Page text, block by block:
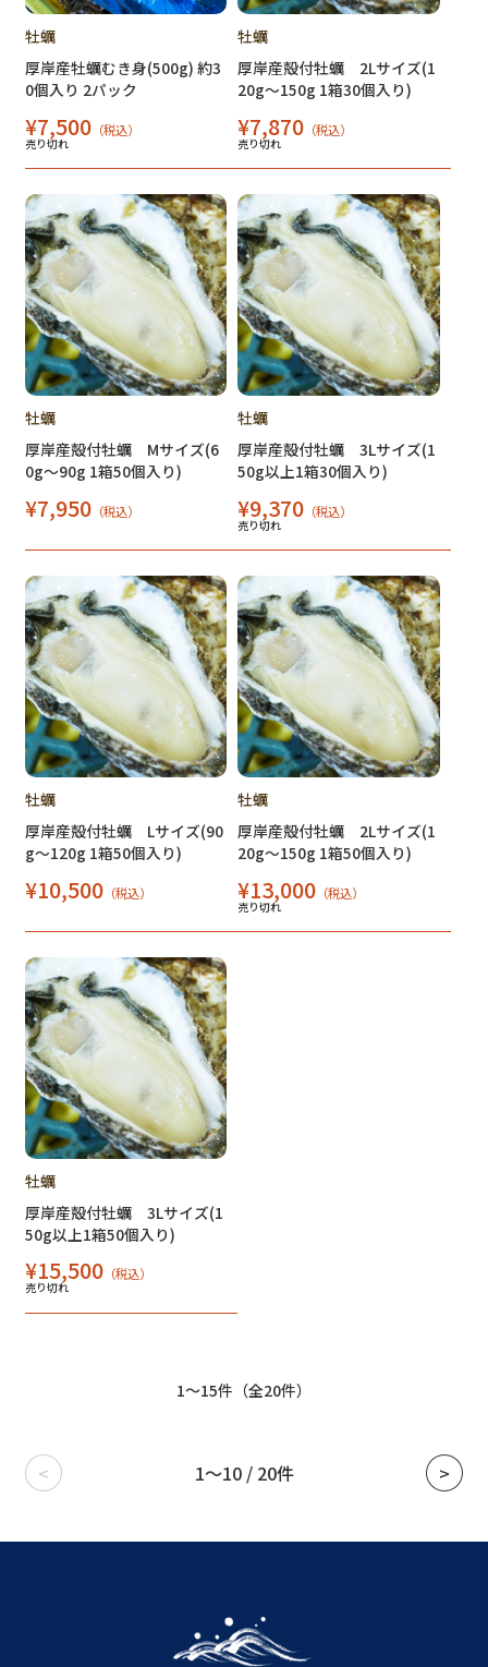
牡蠣
厚岸産牡蠣むき身(500g) 約3
0個入り 2パック
¥7,500（税込）
売り切れ
牡蠣
厚岸産殻付牡蠣 2Lサイズ(1
20g～150g 1箱30個入り)
¥7,870 （税込）
売り切れ
牡蠣
厚岸産殻付牡蠣 Mサイズ(6
0g～90g 1箱50個入り)
¥7,950（税込）
牡蠣
厚岸産殻付牡蠣 3Lサイズ(1
50g以上1箱30個入り)
¥9,370 （税込）
売り切れ
牡蠣
厚岸産殻付牡蠣 Lサイズ(90
g～120g 1箱50個入り)
¥10,500（税込）
牡蠣
厚岸産殻付牡蠣 2Lサイズ(1
20g～150g 1箱50個入り)
¥13,000 （税込）
売り切れ
牡蠣
厚岸産殻付牡蠣 3Lサイズ(1
50g以上1箱50個入り)
¥15,500（税込）
売り切れ
1～15件（全20件）
< 1～10 / 20件 >